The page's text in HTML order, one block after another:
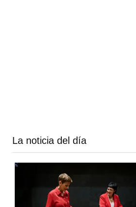
La noticia del día